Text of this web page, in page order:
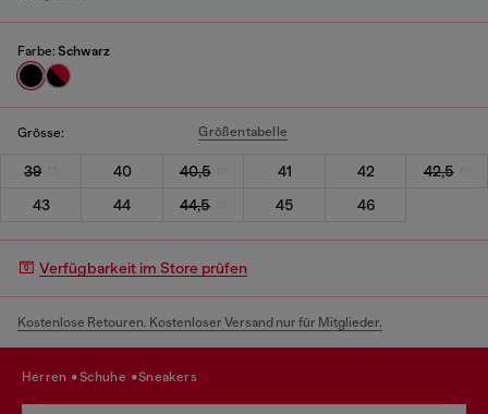
Farbe: Schwarz
Grösse: Größentabelle
39 40 40,5 41 42
42,5
43
44 44,5 45 46
Verfügbarkeit im Store prüfen
Kostenlose Retouren. Kostenloser Versand nur für Mitglieder.
herren schuhe sneakers